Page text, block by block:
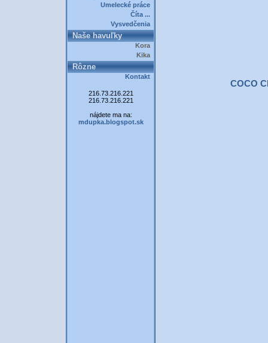
Umelecké práce
Číta ...
Vysvedčenia
Naše havuľky
Kora
Kika
Rôzne
Kontakt
216.73.216.221
216.73.216.221
nájdete ma na:
mdupka.blogspot.sk
COCO